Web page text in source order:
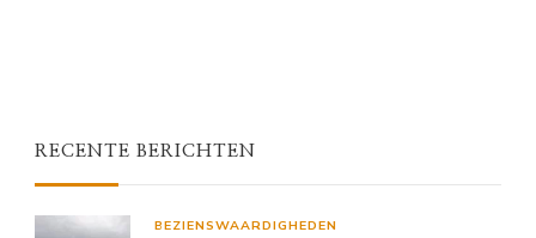
RECENTE BERICHTEN
BEZIENSWAARDIGHEDEN